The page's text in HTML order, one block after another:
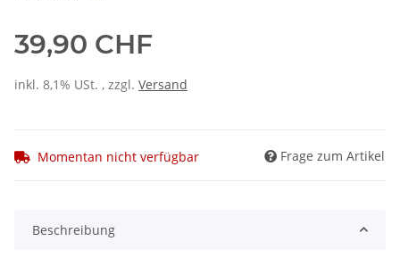
39,90 CHF
inkl. 8,1% USt. , zzgl. Versand
Momentan nicht verfügbar Frage zum Artikel
Beschreibung